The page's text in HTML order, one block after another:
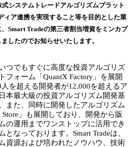
システムトレードアルゴリズムプラット
ィア連携を実現すること等を目的とした業
Smart Tradeの第三者割当増資をミンカブ
したのでお知らせいたします。
つでもすぐに高度な投資アルゴリズ
フォーム「QuantX Factory」を展開
を超える開発者が12,000を超えるア
本最大級の投資アルゴリズム開発基
また、同時に開発したアルゴリズム
」も展開しており、開発から販
の運用までワンストップに活用でき
となっております。Smart Tradeは、
資源および培われたノウハウ、技術